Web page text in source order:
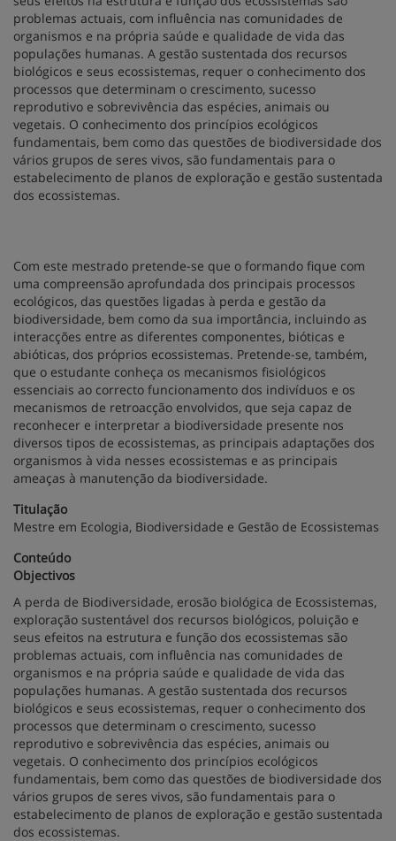
problemas actuais, com influência nas comunidades de
organismos e na própria saúde e qualidade de vida das
populações humanas. A gestão sustentada dos recursos
biológicos e seus ecossistemas, requer o conhecimento dos
processos que determinam o crescimento, sucesso
reprodutivo e sobrevivência das espécies, animais ou
vegetais. O conhecimento dos princípios ecológicos
fundamentais, bem como das questões de biodiversidade dos
vários grupos de seres vivos, são fundamentais para o
estabelecimento de planos de exploração e gestão sustentada
dos ecossistemas.
Com este mestrado pretende-se que o formando fique com
uma compreensão aprofundada dos principais processos
ecológicos, das questões ligadas à perda e gestão da
biodiversidade, bem como da sua importância, incluindo as
interacções entre as diferentes componentes, bióticas e
abióticas, dos próprios ecossistemas. Pretende-se, também,
que o estudante conheça os mecanismos fisiológicos
essenciais ao correcto funcionamento dos indivíduos e os
mecanismos de retroacção envolvidos, que seja capaz de
reconhecer e interpretar a biodiversidade presente nos
diversos tipos de ecossistemas, as principais adaptações dos
organismos à vida nesses ecossistemas e as principais
ameaças à manutenção da biodiversidade.
Titulação
Mestre em Ecologia, Biodiversidade e Gestão de Ecossistemas
Conteúdo
Objectivos
A perda de Biodiversidade, erosão biológica de Ecossistemas,
exploração sustentável dos recursos biológicos, poluição e
seus efeitos na estrutura e função dos ecossistemas são
problemas actuais, com influência nas comunidades de
organismos e na própria saúde e qualidade de vida das
populações humanas. A gestão sustentada dos recursos
biológicos e seus ecossistemas, requer o conhecimento dos
processos que determinam o crescimento, sucesso
reprodutivo e sobrevivência das espécies, animais ou
vegetais. O conhecimento dos princípios ecológicos
fundamentais, bem como das questões de biodiversidade dos
vários grupos de seres vivos, são fundamentais para o
estabelecimento de planos de exploração e gestão sustentada
dos ecossistemas.